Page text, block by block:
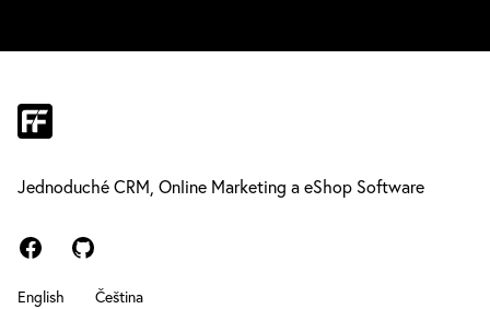
Jednoduché CRM, Online Marketing a eShop Software
FacebookGitHub
English Čeština